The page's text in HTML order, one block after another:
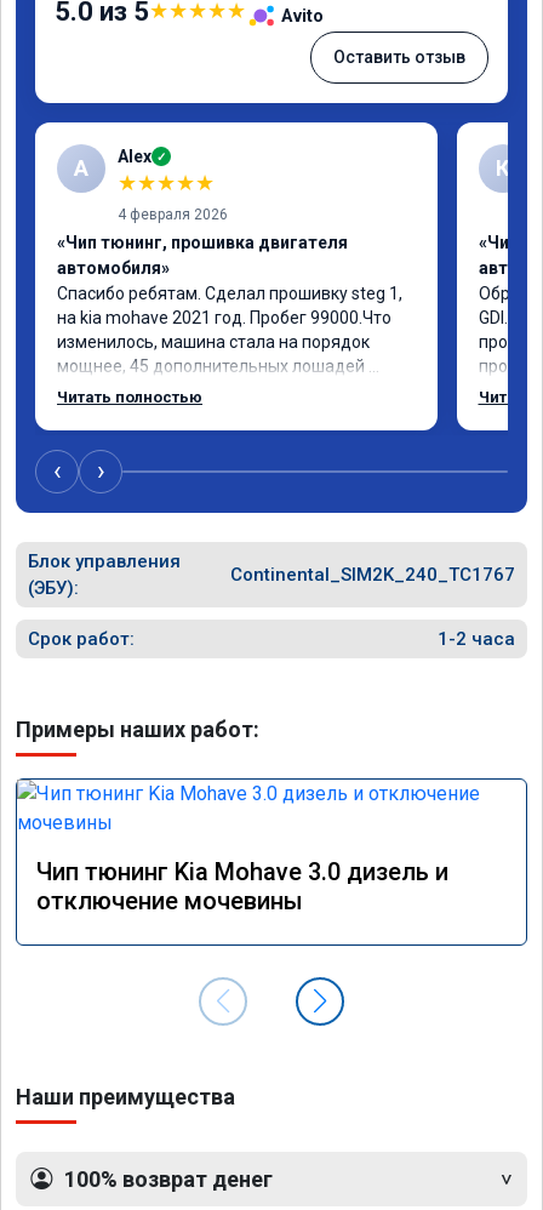
5.0 из 5★★★★★ Avito
Оставить отзыв
A Alex ✓
★★★★★
4 февраля 2026
«Чип тюнинг, прошивка двигателя
автомобиля»
Спасибо ребятам. Сделал прошивку steg 1,
на kia mohave 2021 год. Пробег 99000.Что
изменилось, машина стала на порядок
мощнее, 45 дополнительных лошадей
существенно чувствуется и соответственно
дня катаюсь, держит 12-12.5. Коробка
перестала подпинывать при наборе
скорости. Педаль газа более отзывчевее. В
Читать полностью
К
«Чип
GDI.
похоже
способ
Читать
‹ ›
Блок управления
(ЭБУ):
Continental_SIM2K_240_TC1767
Срок работ: 1-2 часа
Примеры наших работ:
Чип тюнинг Kia Mohave 3.0 дизель и
отключение мочевины
Наши преимущества
100% возврат денег